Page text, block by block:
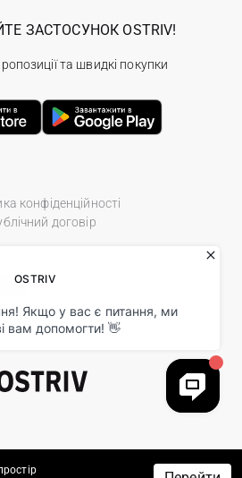
конфіденційності
договір
Store. All Rights Reserved.
ЗАСТОСУНОК OSTRIV!
та швидкі покупки